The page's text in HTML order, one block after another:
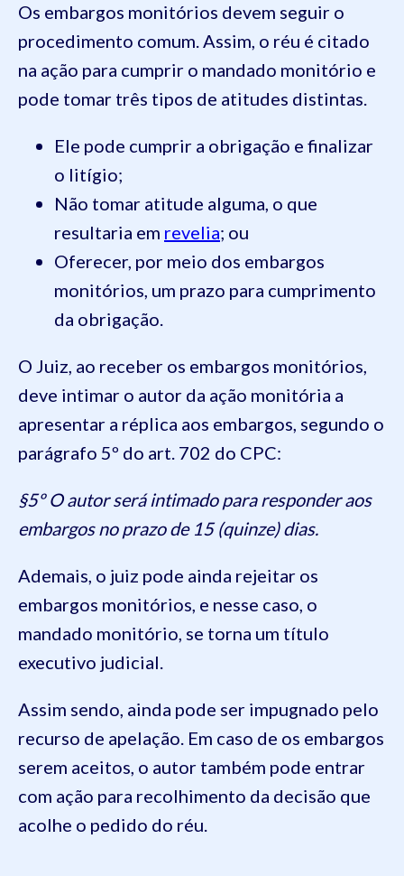
Os embargos monitórios devem seguir o
procedimento comum. Assim, o réu é citado
na ação para cumprir o mandado monitório e
pode tomar três tipos de atitudes distintas.
Ele pode cumprir a obrigação e finalizar
o litígio;
Não tomar atitude alguma, o que
resultaria em revelia; ou
Oferecer, por meio dos embargos
monitórios, um prazo para cumprimento
da obrigação.
O Juiz, ao receber os embargos monitórios,
deve intimar o autor da ação monitória a
apresentar a réplica aos embargos, segundo o
parágrafo 5º do art. 702 do CPC:
§5º O autor será intimado para responder aos
embargos no prazo de 15 (quinze) dias.
Ademais, o juiz pode ainda rejeitar os
embargos monitórios, e nesse caso, o
mandado monitório, se torna um título
executivo judicial.
Assim sendo, ainda pode ser impugnado pelo
recurso de apelação. Em caso de os embargos
serem aceitos, o autor também pode entrar
com ação para recolhimento da decisão que
acolhe o pedido do réu.